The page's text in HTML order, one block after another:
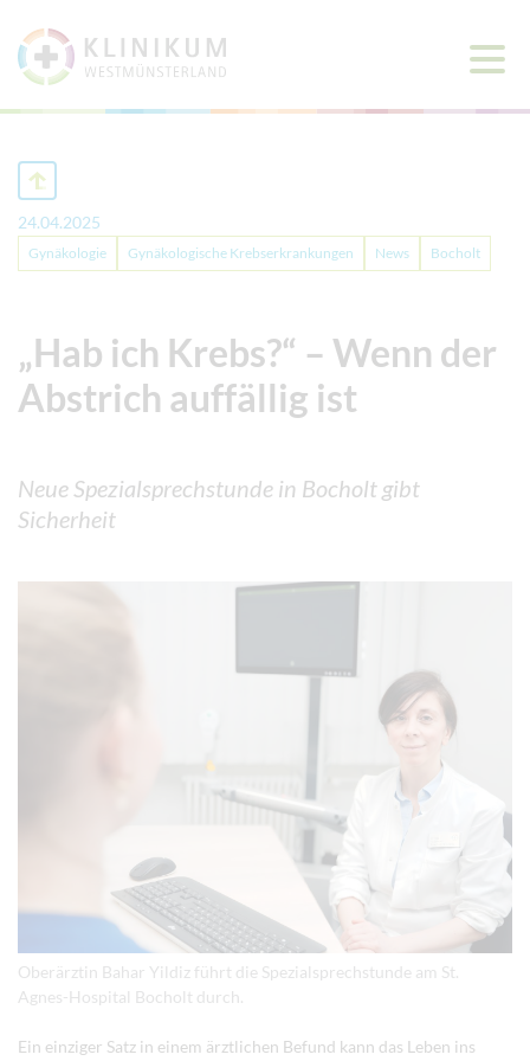
24.04.2025
Gynäkologie Gynäkologische Krebserkrankungen News Bocholt
„Hab ich Krebs?“ – Wenn der
Abstrich auffällig ist
Neue Spezialsprechstunde in Bocholt gibt
Sicherheit
Oberärztin Bahar Yildiz führt die Spezialsprechstunde am St.
Agnes-Hospital Bocholt durch.
Ein einziger Satz in einem ärztlichen Befund kann das Leben ins